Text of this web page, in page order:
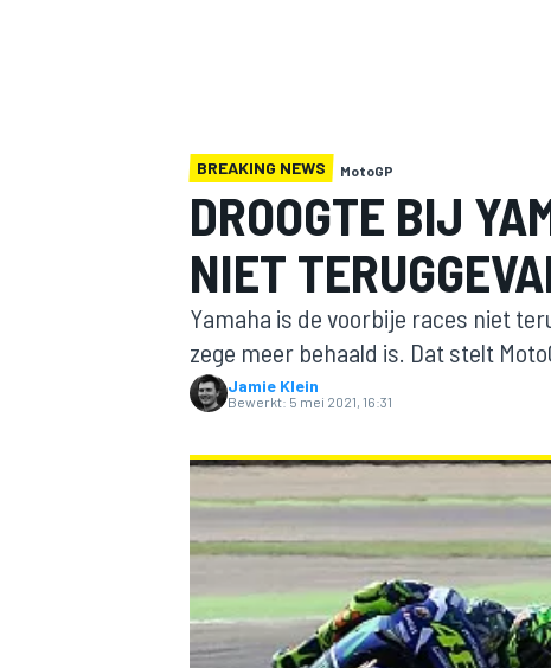
MOTOGP
INDYCAR
BREAKING NEWS MotoGP
DROOGTE BIJ
NIET
Yamaha is de voorbije races niet
zege meer behaald is. Dat stelt
Jamie Klein
Bewerkt: 5 mei 2021, 16:31